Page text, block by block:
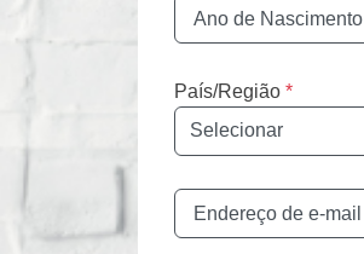
Ano de Nascimento
País/Região *
Endereço de e-mail